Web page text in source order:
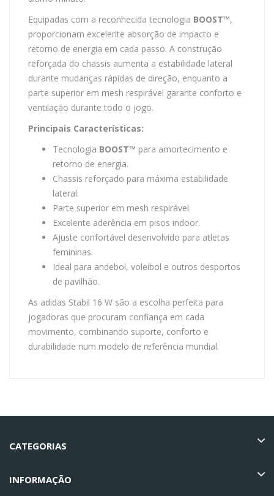
Equipadas com a reconhecida tecnologia BOOST™,
proporcionam excelente absorção de impacto e
retorno de energia em cada passo. A construção
reforçada do chassis aumenta a estabilidade lateral
durante mudanças rápidas de direção, enquanto a
parte superior em mesh respirável garante conforto e
ventilação durante todo o jogo.
Principais Características:
Tecnologia BOOST™ para amortecimento e
retorno de energia.
Chassis reforçado para máxima estabilidade
lateral.
Parte superior em mesh respirável.
Excelente aderência em pisos indoor.
Ajuste confortável desenvolvido para atletas
femininas.
Ideal para andebol, voleibol e outros desportos
de pavilhão.
As adidas Stabil 16 W são a escolha perfeita para
jogadoras que procuram confiança em cada
movimento, combinando suporte, conforto e
durabilidade num modelo de referência mundial.
CATEGORIAS
INFORMAÇÃO